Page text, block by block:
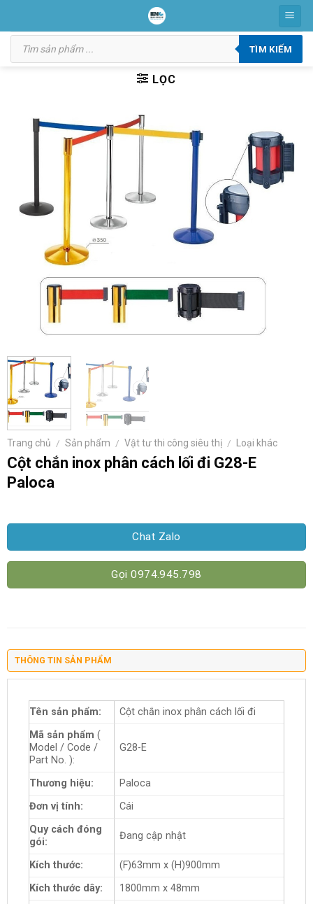
content
Tìm
kiếm
phẩm
TÌM KIẾM
LỌC
Trang chủ / Sản phẩm / Vật tư thi công siêu thị / Loại khác
Cột chắn inox phân cách lối đi G28-E
Paloca
Chat Zalo
Gọi 0974.945.798
THÔNG TIN SẢN PHẨM
Tên sản phẩm:
Cột chắn inox phân cách lối đi
Mã sản phẩm (
Model / Code /
Part No. ):
G28-E
Thương hiệu:
Paloca
Đơn vị tính:
Cái
Quy cách đóng
gói:
Đang cập nhật
Kích thước:
(F)63mm x (H)900mm
Kích thước dây:
1800mm x 48mm